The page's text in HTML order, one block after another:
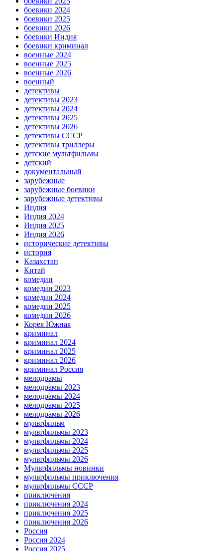
боевики 2024
боевики 2025
боевики 2026
боевики Индия
боевики криминал
военные 2024
военные 2025
военные 2026
военный
детективы
детективы 2023
детективы 2024
детективы 2025
детективы 2026
детективы СССР
детективы триллеры
детские мультфильмы
детский
документальный
зарубежные
зарубежные боевики
зарубежные детективы
Индия
Индия 2024
Индия 2025
Индия 2026
исторические детективы
история
Казахстан
Китай
комедии
комедии 2023
комедии 2024
комедии 2025
комедии 2026
Корея Южная
криминал
криминал 2024
криминал 2025
криминал 2026
криминал Россия
мелодрамы
мелодрамы 2023
мелодрамы 2024
мелодрамы 2025
мелодрамы 2026
мультфильм
мультфильмы 2023
мультфильмы 2024
мультфильмы 2025
мультфильмы 2026
Мультфильмы новинки
мультфильмы приключения
мультфильмы СССР
приключения
приключения 2024
приключения 2025
приключения 2026
Россия
Россия 2024
Россия 2025